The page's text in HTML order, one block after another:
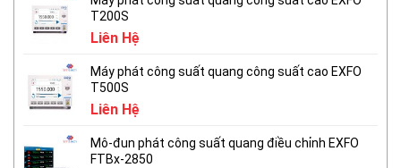
T200S
Liên Hệ
Máy phát công suất quang công suất cao EXFO
T500S
Liên Hệ
Mô-đun phát công suất quang điều chỉnh EXFO
FTBx-2850